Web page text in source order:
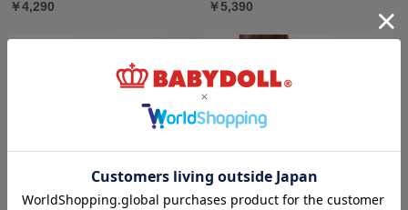
￥4,290 ￥5,390